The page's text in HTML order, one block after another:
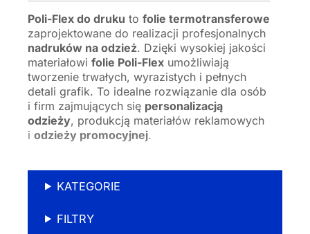
Poli-Flex do druku to folie termotransferowe
zaprojektowane do realizacji profesjonalnych
nadruków na odzież. Dzięki wysokiej jakości
materiałowi folie Poli-Flex umożliwiają
tworzenie trwałych, wyrazistych i pełnych
detali grafik. To idealne rozwiązanie dla osób
i firm zajmujących się personalizacją
odzieży, produkcją materiałów reklamowych
i odzieży promocyjnej.
KATEGORIE
FILTRY